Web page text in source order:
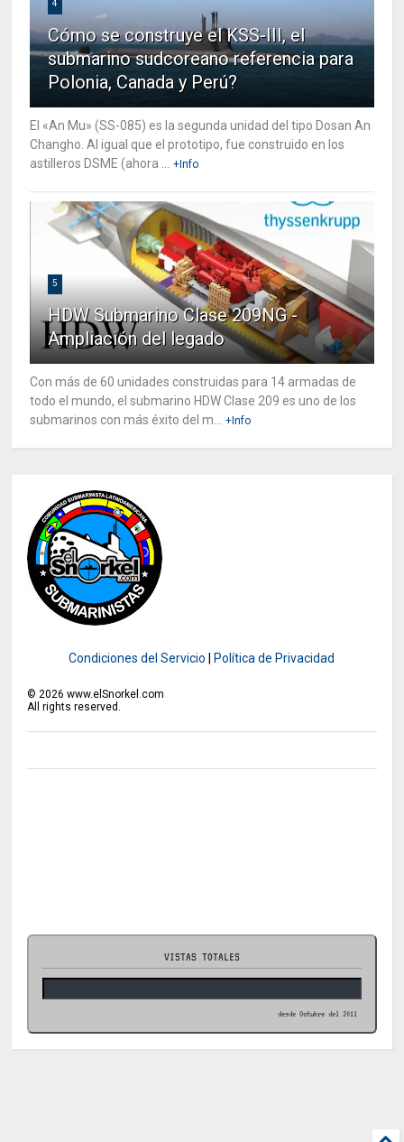
4
Cómo se construye el KSS-III, el
submarino sudcoreano referencia para
Polonia, Canada y Perú?
El «An Mu» (SS-085) es la segunda unidad del tipo Dosan An
Changho. Al igual que el prototipo, fue construido en los
astilleros DSME (ahora ...
+Info
5
HDW Submarino Clase 209NG -
Ampliación del legado
Con más de 60 unidades construidas para 14 armadas de
todo el mundo, el submarino HDW Clase 209 es uno de los
submarinos con más éxito del m...
+Info
Condiciones del Servicio Política de Privacidad
© 2026 www.elSnorkel.com
All rights reserved.
VISTAS TOTALES
desde Octubre del 2011